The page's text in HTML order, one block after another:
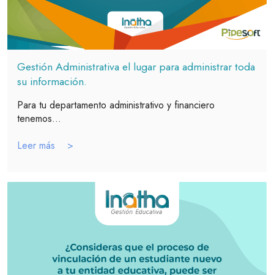
Gestión Administrativa el lugar para administrar toda
su información.
Para tu departamento administrativo y financiero
tenemos...
Leer más >